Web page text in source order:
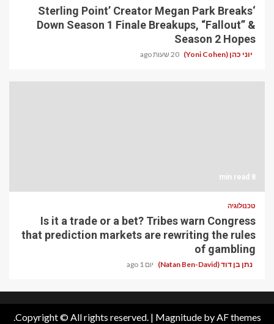
‘Sterling Point’ Creator Megan Park Breaks
Down Season 1 Finale Breakups, “Fallout” &
Season 2 Hopes
יוני כהן (Yoni Cohen) 20 שעות ago
8 min read
טכנולוגיה
Is it a trade or a bet? Tribes warn Congress
that prediction markets are rewriting the rules
of gambling
נתן בן דוד (Natan Ben-David) יום 1 ago
Copyright © All rights reserved. | Magnitudeby AF themes.